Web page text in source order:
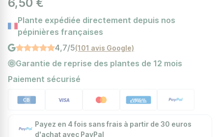
Plante expédiée directement depuis nos
pépinières françaises
4,7/5(101 avis Google)
Garantie de reprise des plantes de 12 mois
Paiement sécurisé
Payez en 4 fois sans frais à partir de 30 euros
d'achat avec PayPal